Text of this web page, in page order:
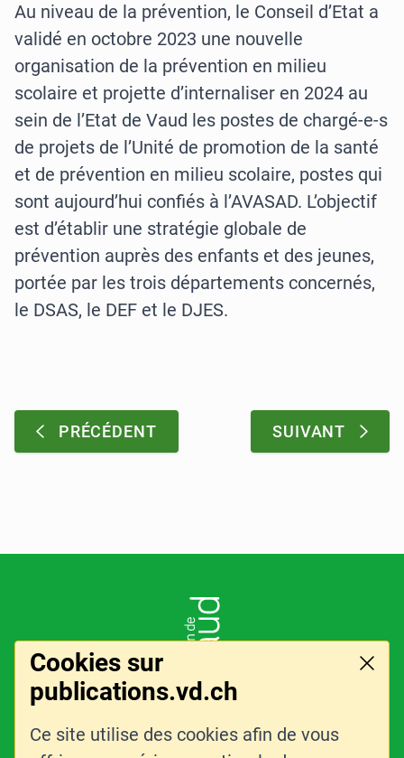
Cookies sur
publications.vd.ch
Ce site utilise des cookies afin de vous
Au niveau de la prévention, le Conseil d’Etat a
validé en octobre 2023 une nouvelle
organisation de la prévention en milieu
scolaire et projette d’internaliser en 2024 au
sein de l’Etat de Vaud les postes de chargé-e-s
de projets de l’Unité de promotion de la santé
et de prévention en milieu scolaire, postes qui
sont aujourd’hui confiés à l’AVASAD. L’objectif
est d’établir une stratégie globale de
prévention auprès des enfants et des jeunes,
portée par les trois départements concernés,
le DSAS, le DEF et le DJES.
PRÉCÉDENT: SUIVANT
LIENS CONNEXES CONTACT